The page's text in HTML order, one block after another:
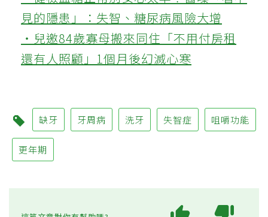
見的隱患」：失智、糖尿病風險大增
‧兒邀84歲寡母搬來同住「不用付房租
還有人照顧」1個月後幻滅心寒
缺牙 牙周病 洗牙 失智症 咀嚼功能
更年期